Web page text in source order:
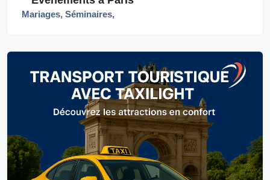
Mariages, Séminaires,